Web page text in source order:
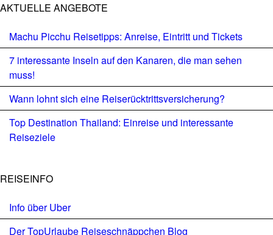
AKTUELLE ANGEBOTE
Machu Picchu Reisetipps: Anreise, Eintritt und Tickets
7 interessante Inseln auf den Kanaren, die man sehen
muss!
Wann lohnt sich eine Reiserücktrittsversicherung?
Top Destination Thailand: Einreise und interessante
Reiseziele
REISEINFO
Info über Uber
Der TopUrlaube Reiseschnäppchen Blog